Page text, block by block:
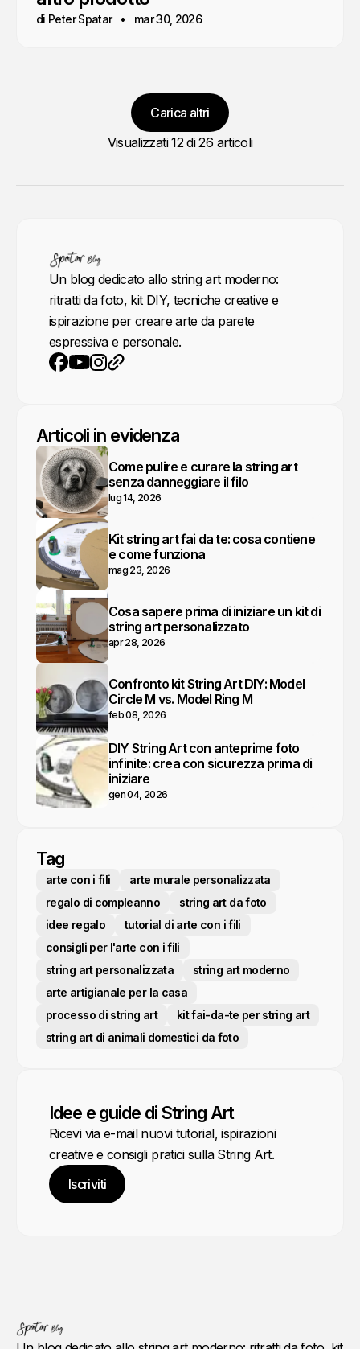
di Peter Spatar mar 30, 2026
Carica altri
Visualizzati12di 26 articoli
Un blog dedicato allo string art moderno:
ritratti da foto, kit DIY, tecniche creative e
ispirazione per creare arte da parete
espressiva e personale.
Articoli in evidenza
Come pulire e curare la string art
senza danneggiare il filo
lug 14, 2026
Kit string art fai da te: cosa contiene
e come funziona
mag 23, 2026
Cosa sapere prima di iniziare un kit di
string art personalizzato
apr 28, 2026
Confronto kit String Art DIY: Model
Circle M vs. Model Ring M
feb 08, 2026
DIY String Art con anteprime foto
infinite: crea con sicurezza prima di
iniziare
gen 04, 2026
Tag
arte con i fili
arte murale personalizzata
regalo di compleanno
string art da foto
idee regalo
tutorial di arte con i fili
consigli per l'arte con i fili
string art personalizzata
string art moderno
arte artigianale per la casa
processo di string art
kit fai-da-te per string art
string art di animali domestici da foto
Idee e guide di String Art
Ricevi via e-mail nuovi tutorial, ispirazioni
creative e consigli pratici sulla String Art.
Iscriviti